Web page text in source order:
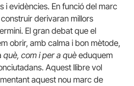
i evidències. En funció del marc
derivaran millors
El gran debat que el
obrir, amb calma i bon mètode,
què, com i per a què eduquem
Aquest llibre vol
aquest nou marc de